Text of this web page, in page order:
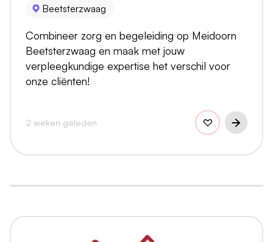
Beetsterzwaag
Combineer zorg en begeleiding op Meidoorn
Beetsterzwaag en maak met jouw
verpleegkundige expertise het verschil voor
onze cliënten!
2 weken geleden